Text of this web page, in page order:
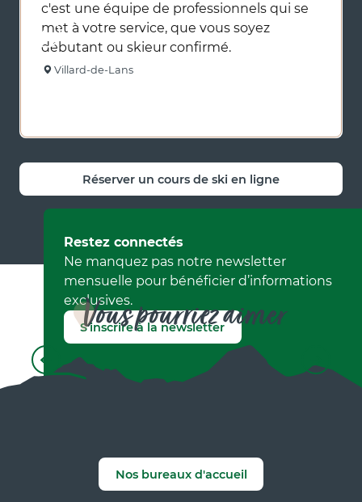
c'est une équipe de professionnels qui se
met à votre service, que vous soyez
débutant ou skieur confirmé.
Villard-de-Lans
Réserver un cours de ski en ligne
Vous pourriez aimer
Ski nordique
Restez connectés
Ne manquez pas notre newsletter
mensuelle pour bénéficier d’informations
exclusives.
S'inscrire à la newsletter
Nos bureaux d'accueil